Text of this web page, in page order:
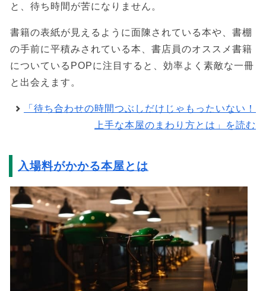
と、待ち時間が苦になりません。
書籍の表紙が見えるように面陳されている本や、書棚
の手前に平積みされている本、書店員のオススメ書籍
についているPOPに注目すると、効率よく素敵な一冊
と出会えます。
「待ち合わせの時間つぶしだけじゃもったいない！
上手な本屋のまわり方とは」を読む
入場料がかかる本屋とは